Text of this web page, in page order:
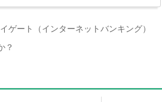
ゲート（インターネットバンキング）
？